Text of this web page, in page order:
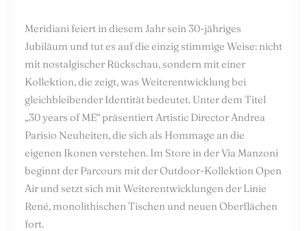
Meridiani feiert in diesem Jahr sein 30-jähriges
Jubiläum und tut es auf die einzig stimmige Weise: nicht
mit nostalgischer Rückschau, sondern mit einer
Kollektion, die zeigt, was Weiterentwicklung bei
gleichbleibender Identität bedeutet. Unter dem Titel
„30 years of ME“ präsentiert Artistic Director Andrea
Parisio Neuheiten, die sich als Hommage an die
eigenen Ikonen verstehen. Im Store in der Via Manzoni
beginnt der Parcours mit der Outdoor-Kollektion Open
Air und setzt sich mit Weiterentwicklungen der Linie
René, monolithischen Tischen und neuen Oberflächen
fort.